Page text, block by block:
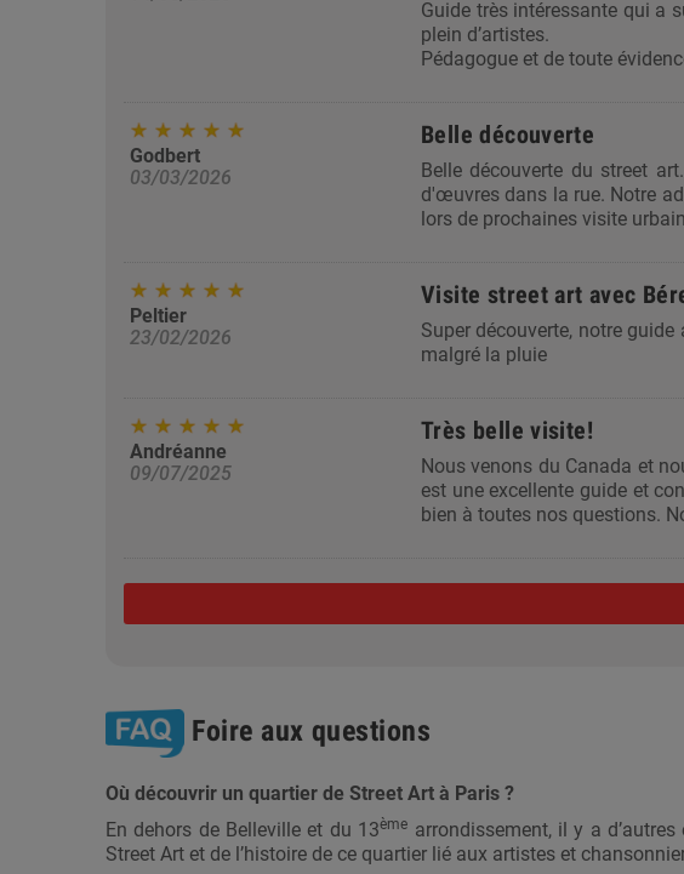
Guide très intéressante qui a
plein d’artistes.
Pédagogue et de toute
Godbert
03/03/2026
Belle découverte
Belle découverte du street
d'œuvres dans la rue. Notre
lors de prochaines visite
Peltier
23/02/2026
Visite street art avec
Super découverte, notre
malgré la pluie
Andréanne
09/07/2025
Très belle visite!
Nous venons du Canada et
est une excellente guide et
bien à toutes nos questions.
Foire aux questions
Où découvrir un quartier de Street Art à Paris ?
En dehors de Belleville et du 13ème arrondissement, il y a
Street Art et de l’histoire de ce quartier lié aux artistes et